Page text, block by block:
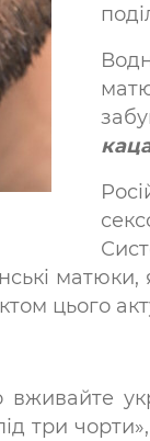
цього
три